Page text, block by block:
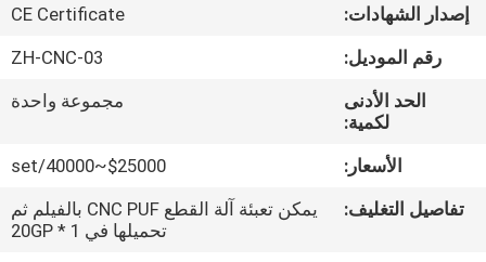
جولة
مراقبة
الجودة
إصدار الشهادات:
CE Certificate
رقم الموديل:
ZH-CNC-03
الحد الأدنى
لكمية:
مجموعة واحدة
الأسعار:
$25000~40000/set
تفاصيل التغليف:
يمكن تعبئة آلة القطع CNC PUF بالفيلم ثم
تحميلها في 1 * 20GP